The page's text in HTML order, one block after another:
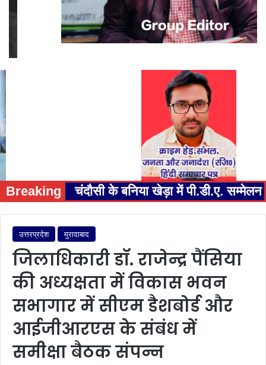
Breaking चंदौसी के बनिया खेड़ा में पी.डी.ए.
उत्तरप्रदेश मुरादाबाद
जिलाधिकारी डॉ. राजेन्द्र पैंसिया
की अध्यक्षता में विकास भवन
सभागार में सीएम डैशबोर्ड और
आईजीआरएस के संबंध में
समीक्षा बैठक संपन्न